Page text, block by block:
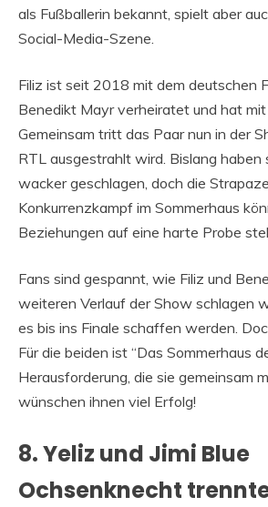
als Fußballerin bekannt, spielt aber
Social-Media-Szene.
Filiz ist seit 2018 mit dem deutschen
Benedikt Mayr verheiratet und hat mit
Gemeinsam tritt das Paar nun in der
RTL ausgestrahlt wird. Bislang haben
wacker geschlagen, doch die
Konkurrenzkampf im Sommerhaus
Beziehungen auf eine harte Probe
Fans sind gespannt, wie Filiz und
weiteren Verlauf der Show schlagen
es bis ins Finale schaffen werden.
Für die beiden ist “Das Sommerhaus
Herausforderung, die sie gemeinsam
wünschen ihnen viel Erfolg!
8. Yeliz und Jimi Blue
Ochsenknecht